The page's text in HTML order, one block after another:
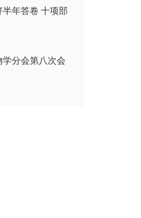
半年答卷 十项部
分会第八次会